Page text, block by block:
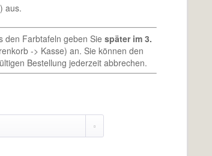
aus.
den Farbtafeln geben Siespäter im 3.
-> Kasse) an. Sie können den
Bestellung jederzeit abbrechen.